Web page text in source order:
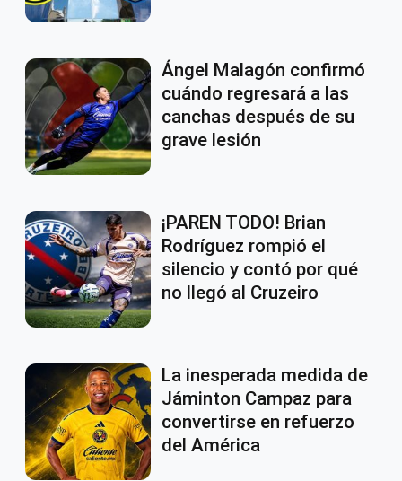
Ángel Malagón confirmó
cuándo regresará a las
canchas después de su
grave lesión
¡PAREN TODO! Brian
Rodríguez rompió el
silencio y contó por qué
no llegó al Cruzeiro
La inesperada medida de
Jáminton Campaz para
convertirse en refuerzo
del América